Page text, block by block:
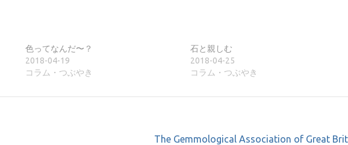
色ってなんだ〜？
2018-04-19
コラム・つぶやき
石と親しむ
2018-04-25
コラム・つぶやき
The Gemmological Association of Great